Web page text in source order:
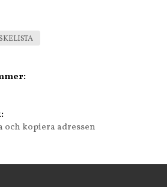
och kopiera adressen